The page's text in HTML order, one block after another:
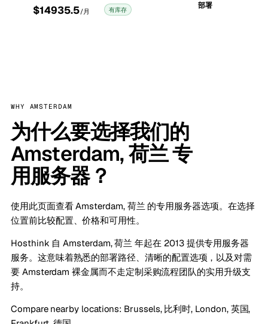
$14935.5/月 有库存 部署
WHY AMSTERDAM
为什么要选择我们的
Amsterdam, 荷兰 专
用服务器？
使用此页面查看 Amsterdam, 荷兰 的专用服务器选项。在选择
位置前比较配置、价格和可用性。
Hosthink 自 Amsterdam, 荷兰 年起在 2013 提供专用服务器
服务。这意味着熟悉的部署路径、清晰的配置选项，以及对需
要 Amsterdam 裸金属而不走定制采购流程团队的实用升级支
持。
Compare nearby locations: Brussels, 比利时, London, 英国,